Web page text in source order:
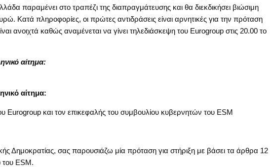
παραμένει στο τραπέζι της διαπραγμάτευσης και θα διεκδικήσει βιώσιμη
Κατά πληροφορίες, οι πρώτες αντιδράσεις είναι αρνητικές για την πρόταση
ανοιχτά καθώς αναμένεται να γίνει τηλεδιάσκεψη του Eurogroup στις 20.00 το
αίτημα:
αίτημα:
Eurogroup και τον επικεφαλής του συμβουλίου κυβερνητών του ESM
Δημοκρατίας, σας παρουσιάζω μία πρόταση για στήριξη με βάσει τα άρθρα 12
του ESM.